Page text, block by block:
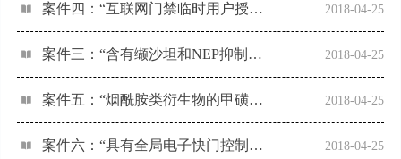
案件四：“互联网门禁临时用户授权装置和方法”发明专利权无效宣告请求案 2018-04-25
案件三：“含有缬沙坦和NEP抑制剂的药物组合物”发明专利权无效宣告请求案 2018-04-25
案件五：“烟酰胺类衍生物的甲磺酸盐A晶型 及其制备方法和应用” 2018-04-25
案件六：“具有全局电子快门控制的条形码读取装置”发明专利权无效宣告请求案 2018-04-25